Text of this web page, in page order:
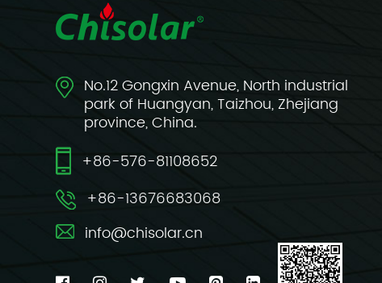
No.12 Gongxin Avenue, North industrial
park of Huangyan, Taizhou, Zhejiang
province, China.
+86-576-81108652
+86-13676683068
info@chisolar.cn